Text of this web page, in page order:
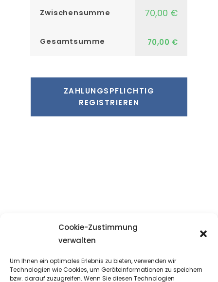
Cookie-Zustimmung
verwalten
Um Ihnen ein optimales Erlebnis zu bieten, verwenden wir
Technologien wie Cookies, um Geräteinformationen zu speichern
bzw. darauf zuzugreifen. Wenn Sie diesen Technologien
Zwischensumme 70,00 €
Gesamtsumme 70,00 €
ZAHLUNGSPFLICHTIG
REGISTRIEREN
Österreichische Gesellschaft für